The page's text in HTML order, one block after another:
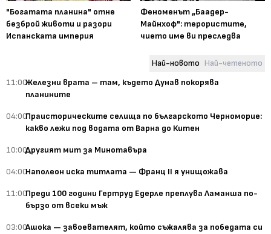
"Богатата планина" отне
безброй животи и разори
Испанската империя
Феноменът „Баадер-
Майнхоф": терористите,
чието име ви преследва
Най-новото Най-четеното
11:00Железни врата – там, където Дунав покорява
планините
04:00Праисторическите селища по българското Черноморие:
какво лежи под водата от Варна до Китен
10:00Другият мит за Минотавъра
04:00Наполеон иска титлата — Франц II я унищожава
11:00Преди 100 години Гертруд Едерле преплува Ламанша по-
бързо от всеки мъж
03:00Ашока — завоевателят, който съжалява за победата си